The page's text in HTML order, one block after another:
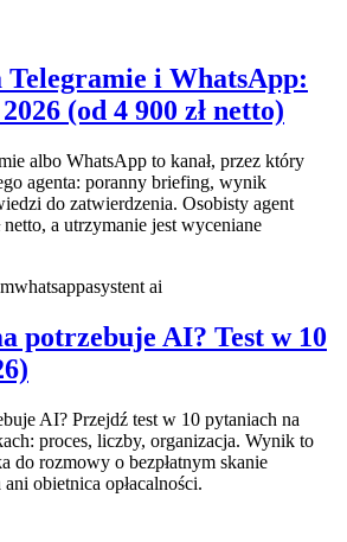
Telegramie i WhatsApp:
(od 4 900 zł netto)
albo WhatsApp to kanał, przez który
agenta: poranny briefing, wynik
do zatwierdzenia. Osobisty agent
netto, a utrzymanie jest wyceniane
whatsappasystent ai
potrzebuje AI? Test w 10
AI? Przejdź test w 10 pytaniach na
proces, liczby, organizacja. Wynik to
do rozmowy o bezpłatnym skanie
obietnica opłacalności.